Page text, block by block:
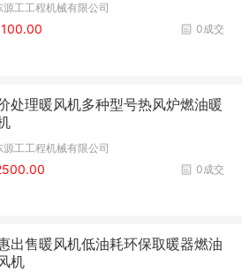
源工工程机械有限公司
0成交
处理暖风机多种型号热风炉燃油暖
源工工程机械有限公司
0成交
出售暖风机低油耗环保取暖器燃油
机